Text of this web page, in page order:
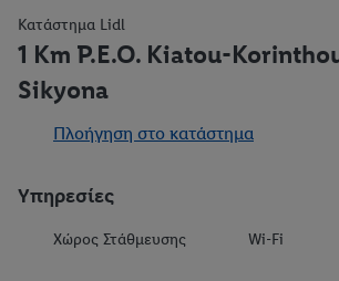
Κατάστημα Lidl
1 Km P.E.O. Kiatou-
Sikyona
Πλοήγηση στο κατάστημα
Υπηρεσίες
Χώρος Στάθμευσης Wi-Fi